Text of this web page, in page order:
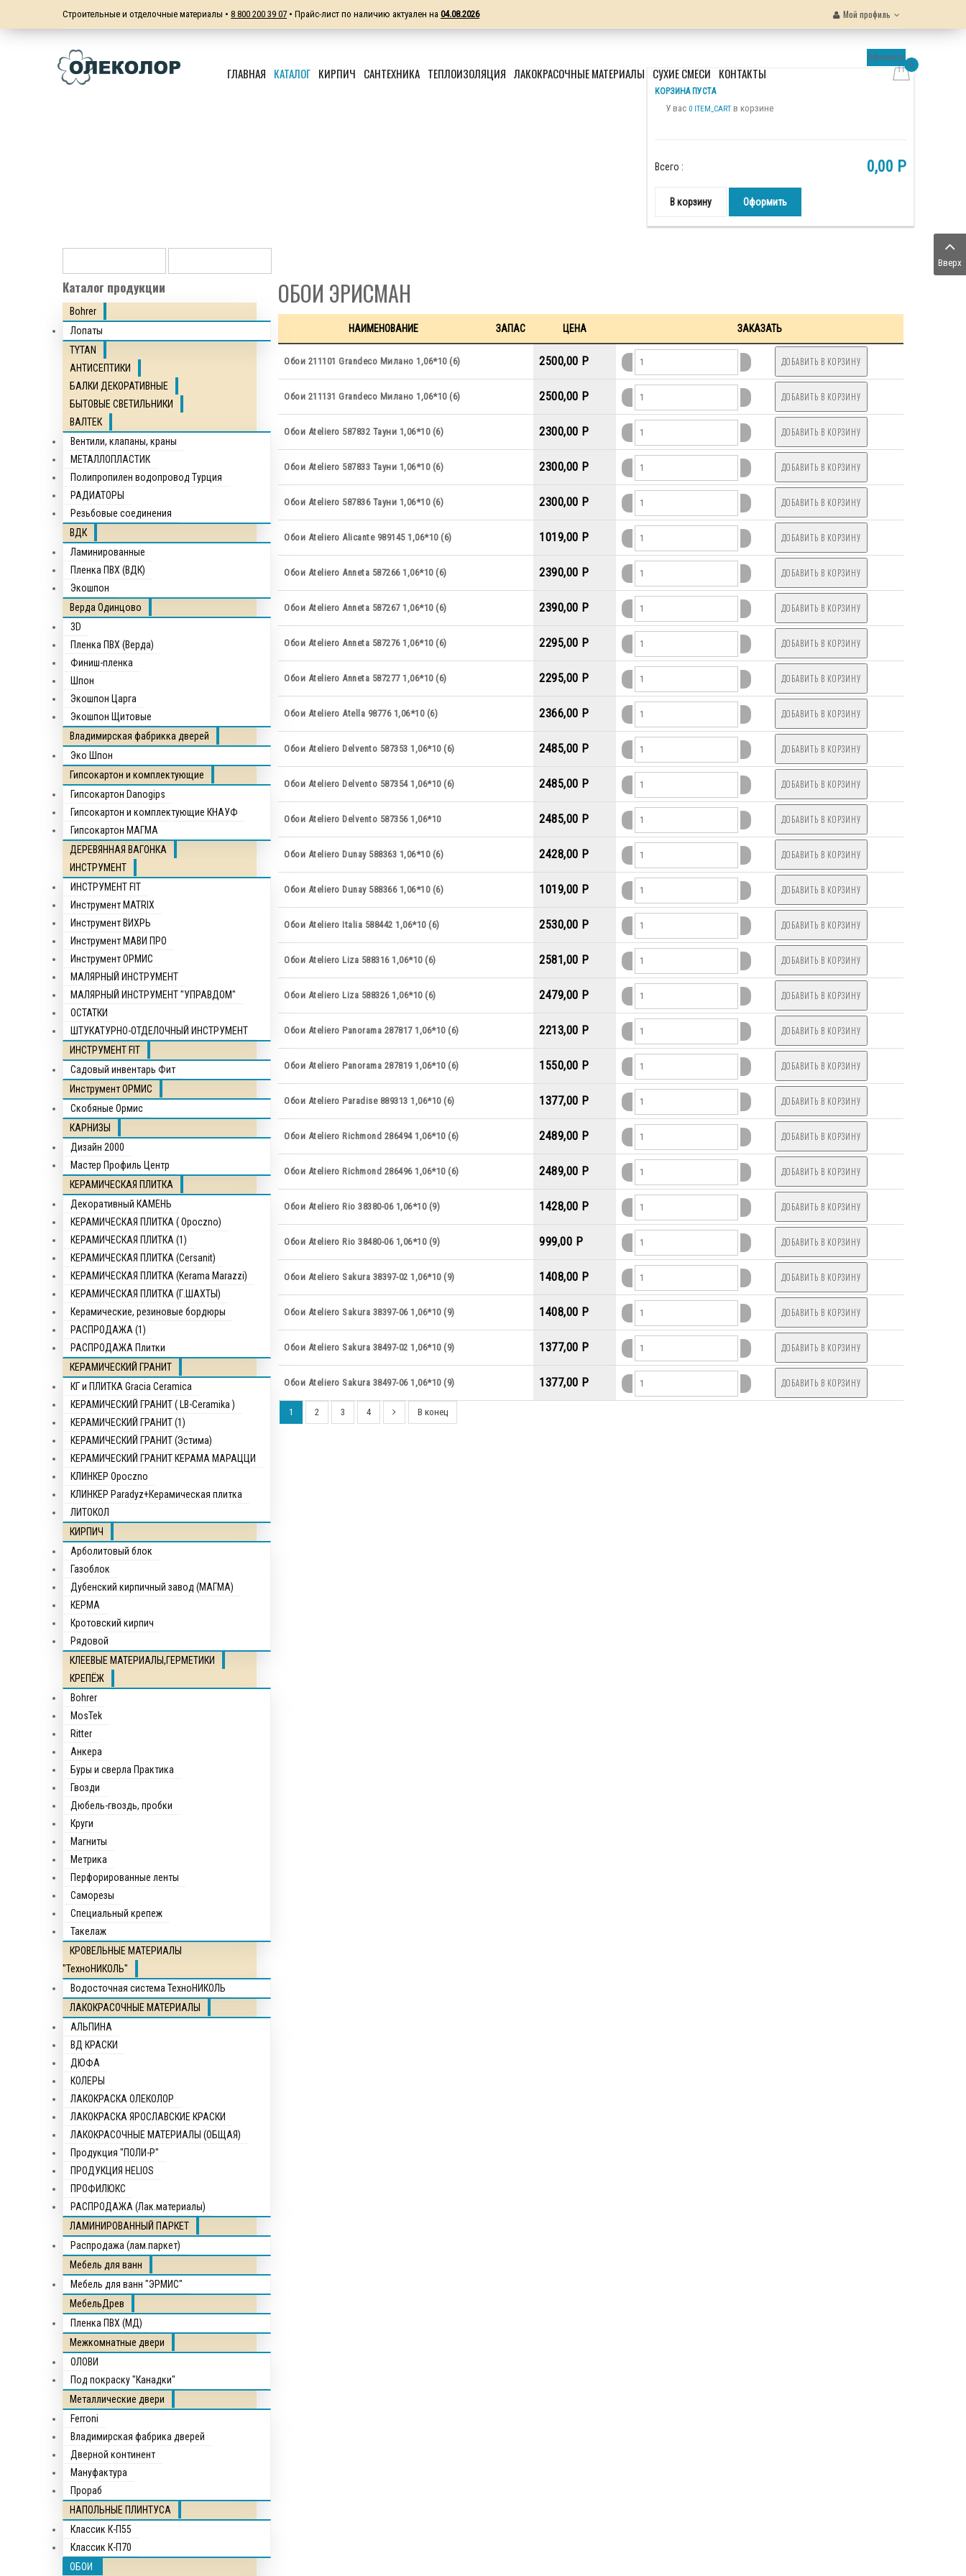
Строительные и отделочные материалы • 8 800 200 39 07 • Прайс-лист по наличию актуален на 04.08.2026 Мой профиль
ГЛАВНАЯ КАТАЛОГ КИРПИЧ САНТЕХНИКА ТЕПЛОИЗОЛЯЦИЯ ЛАКОКРАСОЧНЫЕ МАТЕРИАЛЫ СУХИЕ СМЕСИ КОНТАКТЫ
0
КОРЗИНА ПУСТА
У вас 0 ITEM_CART в корзине
Обновить
Всего : 0,00 P
В корзину Оформить
ОБОИ ЭРИСМАН
НАИМЕНОВАНИЕ ЗАПАС ЦЕНА ЗАКАЗАТЬ
Обои 211101 Grandeco Милано 1,06*10 (6) 2500,00 P
Обои 211131 Grandeco Милано 1,06*10 (6) 2500,00 P
Обои Ateliero 587832 Тауни 1,06*10 (6) 2300,00 P
Обои Ateliero 587833 Тауни 1,06*10 (6) 2300,00 P
Обои Ateliero 587836 Тауни 1,06*10 (6) 2300,00 P
Обои Ateliero Alicante 989145 1,06*10 (6) 1019,00 P
Обои Ateliero Anneta 587266 1,06*10 (6) 2390,00 P
Обои Ateliero Anneta 587267 1,06*10 (6) 2390,00 P
Обои Ateliero Anneta 587276 1,06*10 (6) 2295,00 P
Обои Ateliero Anneta 587277 1,06*10 (6) 2295,00 P
Обои Ateliero Atella 98776 1,06*10 (6) 2366,00 P
Обои Ateliero Delvento 587353 1,06*10 (6) 2485,00 P
Обои Ateliero Delvento 587354 1,06*10 (6) 2485,00 P
Обои Ateliero Delvento 587356 1,06*10 2485,00 P
Обои Ateliero Dunay 588363 1,06*10 (6) 2428,00 P
Обои Ateliero Dunay 588366 1,06*10 (6) 1019,00 P
Обои Ateliero Italia 588442 1,06*10 (6) 2530,00 P
Обои Ateliero Liza 588316 1,06*10 (6) 2581,00 P
Обои Ateliero Liza 588326 1,06*10 (6) 2479,00 P
Обои Ateliero Panorama 287817 1,06*10 (6) 2213,00 P
Обои Ateliero Panorama 287819 1,06*10 (6) 1550,00 P
Обои Ateliero Paradise 889313 1,06*10 (6) 1377,00 P
Обои Ateliero Richmond 286494 1,06*10 (6) 2489,00 P
Обои Ateliero Richmond 286496 1,06*10 (6) 2489,00 P
Обои Ateliero Rio 38380-06 1,06*10 (9) 1428,00 P
Обои Ateliero Rio 38480-06 1,06*10 (9) 999,00 P
Обои Ateliero Sakura 38397-02 1,06*10 (9) 1408,00 P
Обои Ateliero Sakura 38397-06 1,06*10 (9) 1408,00 P
Обои Ateliero Sakura 38497-02 1,06*10 (9) 1377,00 P
Обои Ateliero Sakura 38497-06 1,06*10 (9) 1377,00 P
1 2 3 4 В конец
Каталог продукции
Bohrer
Лопаты
TYTAN
АНТИСЕПТИКИ
БАЛКИ ДЕКОРАТИВНЫЕ
БЫТОВЫЕ СВЕТИЛЬНИКИ
ВАЛТЕК
Вентили, клапаны, краны
МЕТАЛЛОПЛАСТИК
Полипропилен водопровод Турция
РАДИАТОРЫ
Резьбовые соединения
ВДК
Ламинированные
Пленка ПВХ (ВДК)
Экошпон
Верда Одинцово
3D
Пленка ПВХ (Верда)
Финиш-пленка
Шпон
Экошпон Царга
Экошпон Щитовые
Владимирская фабрикка дверей
Эко Шпон
Гипсокартон и комплектующие
Гипсокартон Danogips
Гипсокартон и комплектующие КНАУФ
Гипсокартон МАГМА
ДЕРЕВЯННАЯ ВАГОНКА
ИНСТРУМЕНТ
ИНСТРУМЕНТ FIT
Инструмент MATRIX
Инструмент ВИХРЬ
Инструмент МАВИ ПРО
Инструмент ОРМИС
МАЛЯРНЫЙ ИНСТРУМЕНТ
МАЛЯРНЫЙ ИНСТРУМЕНТ "УПРАВДОМ"
ОСТАТКИ
ШТУКАТУРНО-ОТДЕЛОЧНЫЙ ИНСТРУМЕНТ
ИНСТРУМЕНТ FIT
Садовый инвентарь Фит
Инструмент ОРМИС
Скобяные Ормис
КАРНИЗЫ
Дизайн 2000
Мастер Профиль Центр
КЕРАМИЧЕСКАЯ ПЛИТКА
Декоративный КАМЕНЬ
КЕРАМИЧЕСКАЯ ПЛИТКА ( Opocznо)
КЕРАМИЧЕСКАЯ ПЛИТКА (1)
КЕРАМИЧЕСКАЯ ПЛИТКА (Cersanit)
КЕРАМИЧЕСКАЯ ПЛИТКА (Kerama Marazzi)
КЕРАМИЧЕСКАЯ ПЛИТКА (Г.ШАХТЫ)
Керамические, резиновые бордюры
РАСПРОДАЖА (1)
РАСПРОДАЖА Плитки
КЕРАМИЧЕСКИЙ ГРАНИТ
КГ и ПЛИТКА Gracia Ceramica
КЕРАМИЧЕСКИЙ ГРАНИТ ( LB-Ceramika )
КЕРАМИЧЕСКИЙ ГРАНИТ (1)
КЕРАМИЧЕСКИЙ ГРАНИТ (Эстима)
КЕРАМИЧЕСКИЙ ГРАНИТ КЕРАМА МАРАЦЦИ
КЛИНКЕР Opocznо
КЛИНКЕР Paradyz+Керамическая плитка
ЛИТОКОЛ
КИРПИЧ
Арболитовый блок
Газоблок
Дубенский кирпичный завод (МАГМА)
КЕРМА
Кротовский кирпич
Рядовой
КЛЕЕВЫЕ МАТЕРИАЛЫ,ГЕРМЕТИКИ
КРЕПЁЖ
Bohrer
MosTek
Ritter
Анкера
Буры и сверла Практика
Гвозди
Дюбель-гвоздь, пробки
Круги
Магниты
Метрика
Перфорированные ленты
Саморезы
Специальный крепеж
Такелаж
КРОВЕЛЬНЫЕ МАТЕРИАЛЫ
"ТехноНИКОЛЬ"
Водосточная система ТехноНИКОЛЬ
ЛАКОКРАСОЧНЫЕ МАТЕРИАЛЫ
АЛЬПИНА
ВД КРАСКИ
ДЮФА
КОЛЕРЫ
ЛАКОКРАСКА ОЛЕКОЛОР
ЛАКОКРАСКА ЯРОСЛАВСКИЕ КРАСКИ
ЛАКОКРАСОЧНЫЕ МАТЕРИАЛЫ (ОБЩАЯ)
Продукция "ПОЛИ-Р"
ПРОДУКЦИЯ HELIOS
ПРОФИЛЮКС
РАСПРОДАЖА (Лак.материалы)
ЛАМИНИРОВАННЫЙ ПАРКЕТ
Распродажа (лам.паркет)
Мебель для ванн
Мебель для ванн "ЭРМИС"
МебельДрев
Пленка ПВХ (МД)
Межкомнатные двери
ОЛОВИ
Под покраску "Канадки"
Металлические двери
Ferroni
Владимирская фабрика дверей
Дверной континент
Мануфактура
Прораб
НАПОЛЬНЫЕ ПЛИНТУСА
Классик К-П55
Классик К-П70
ОБОИ
Вверх